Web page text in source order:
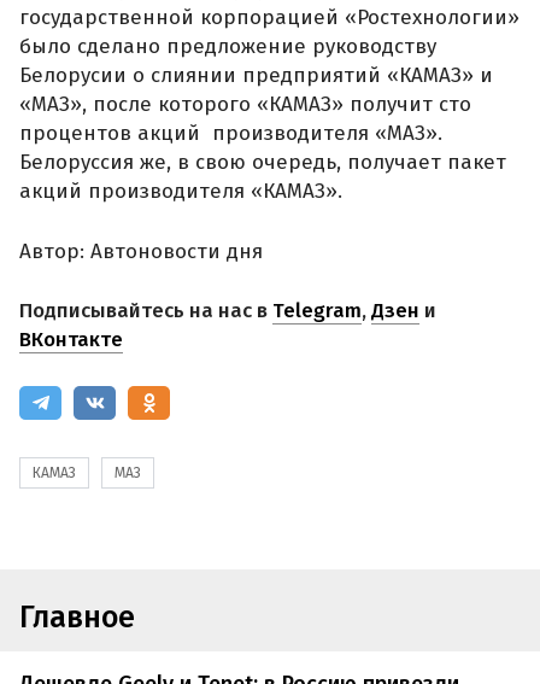
государственной корпорацией «Ростехнологии»
было сделано предложение руководству
Белорусии о слиянии предприятий «КАМАЗ» и
«МАЗ», после которого «КАМАЗ» получит сто
процентов акций производителя «МАЗ».
Белоруссия же, в свою очередь, получает пакет
акций производителя «КАМАЗ».
Автор: Автоновости дня
Подписывайтесь на нас в Telegram,Дзен и
ВКонтакте
КАМАЗ МАЗ
Главное